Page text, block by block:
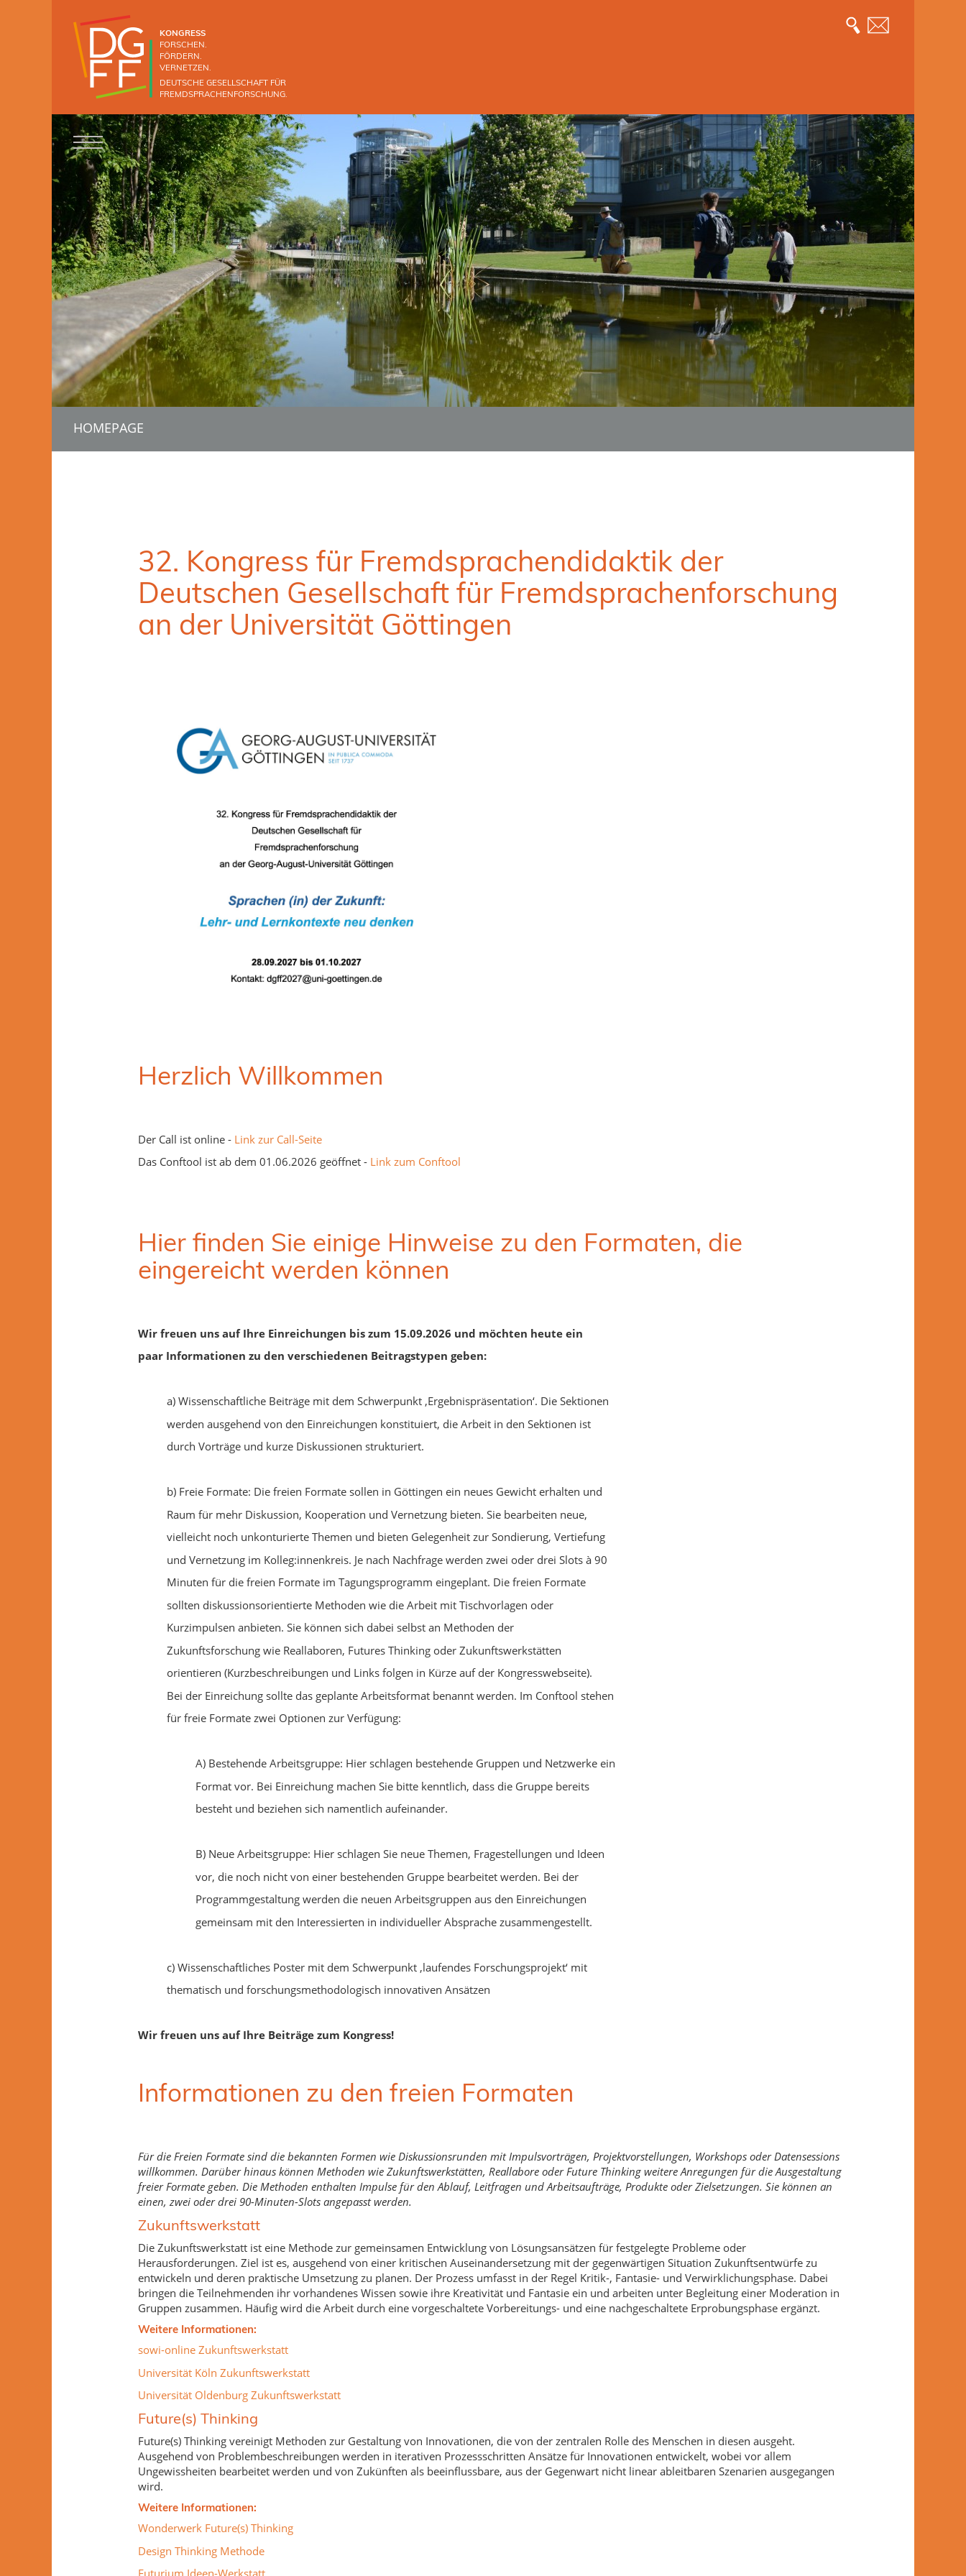
KONGRESS
FORSCHEN.
FÖRDERN.
VERNETZEN.
DEUTSCHE GESELLSCHAFT FÜR
FREMDSPRACHENFORSCHUNG.
HOMEPAGE
32. Kongress für Fremdsprachendidaktik der
Deutschen Gesellschaft für Fremdsprachenforschung
an der Universität Göttingen
Herzlich Willkommen
Der Call ist online - Link zur Call-Seite
Das Conftool ist ab dem 01.06.2026 geöffnet - Link zum Conftool
Hier finden Sie einige Hinweise zu den Formaten, die
eingereicht werden können
Wir freuen uns auf Ihre Einreichungen bis zum 15.09.2026 und möchten heute ein
paar Informationen zu den verschiedenen Beitragstypen geben:
a) Wissenschaftliche Beiträge mit dem Schwerpunkt ‚Ergebnispräsentation‘. Die Sektionen
werden ausgehend von den Einreichungen konstituiert, die Arbeit in den Sektionen ist
durch Vorträge und kurze Diskussionen strukturiert.
b) Freie Formate: Die freien Formate sollen in Göttingen ein neues Gewicht erhalten und
Raum für mehr Diskussion, Kooperation und Vernetzung bieten. Sie bearbeiten neue,
vielleicht noch unkonturierte Themen und bieten Gelegenheit zur Sondierung, Vertiefung
und Vernetzung im Kolleg:innenkreis. Je nach Nachfrage werden zwei oder drei Slots à 90
Minuten für die freien Formate im Tagungsprogramm eingeplant. Die freien Formate
sollten diskussionsorientierte Methoden wie die Arbeit mit Tischvorlagen oder
Kurzimpulsen anbieten. Sie können sich dabei selbst an Methoden der
Zukunftsforschung wie Reallaboren, Futures Thinking oder Zukunftswerkstätten
orientieren (Kurzbeschreibungen und Links folgen in Kürze auf der Kongresswebseite).
Bei der Einreichung sollte das geplante Arbeitsformat benannt werden. Im Conftool stehen
für freie Formate zwei Optionen zur Verfügung:
A) Bestehende Arbeitsgruppe: Hier schlagen bestehende Gruppen und Netzwerke ein
Format vor. Bei Einreichung machen Sie bitte kenntlich, dass die Gruppe bereits
besteht und beziehen sich namentlich aufeinander.
B) Neue Arbeitsgruppe: Hier schlagen Sie neue Themen, Fragestellungen und Ideen
vor, die noch nicht von einer bestehenden Gruppe bearbeitet werden. Bei der
Programmgestaltung werden die neuen Arbeitsgruppen aus den Einreichungen
gemeinsam mit den Interessierten in individueller Absprache zusammengestellt.
c) Wissenschaftliches Poster mit dem Schwerpunkt ‚laufendes Forschungsprojekt‘ mit
thematisch und forschungsmethodologisch innovativen Ansätzen
Wir freuen uns auf Ihre Beiträge zum Kongress!
Informationen zu den freien Formaten
Für die Freien Formate sind die bekannten Formen wie Diskussionsrunden mit Impulsvorträgen, Projektvorstellungen, Workshops oder Datensessions
willkommen. Darüber hinaus können Methoden wie Zukunftswerkstätten, Reallabore oder Future Thinking weitere Anregungen für die Ausgestaltung
freier Formate geben. Die Methoden enthalten Impulse für den Ablauf, Leitfragen und Arbeitsaufträge, Produkte oder Zielsetzungen. Sie können an
einen, zwei oder drei 90-Minuten-Slots angepasst werden.
Zukunftswerkstatt
Die Zukunftswerkstatt ist eine Methode zur gemeinsamen Entwicklung von Lösungsansätzen für festgelegte Probleme oder
Herausforderungen. Ziel ist es, ausgehend von einer kritischen Auseinandersetzung mit der gegenwärtigen Situation Zukunftsentwürfe zu
entwickeln und deren praktische Umsetzung zu planen. Der Prozess umfasst in der Regel Kritik-, Fantasie- und Verwirklichungsphase. Dabei
bringen die Teilnehmenden ihr vorhandenes Wissen sowie ihre Kreativität und Fantasie ein und arbeiten unter Begleitung einer Moderation in
Gruppen zusammen. Häufig wird die Arbeit durch eine vorgeschaltete Vorbereitungs- und eine nachgeschaltete Erprobungsphase ergänzt.
Weitere Informationen:
sowi-online Zukunftswerkstatt
Universität Köln Zukunftswerkstatt
Universität Oldenburg Zukunftswerkstatt
Future(s) Thinking
Future(s) Thinking vereinigt Methoden zur Gestaltung von Innovationen, die von der zentralen Rolle des Menschen in diesen ausgeht.
Ausgehend von Problembeschreibungen werden in iterativen Prozessschritten Ansätze für Innovationen entwickelt, wobei vor allem
Ungewissheiten bearbeitet werden und von Zukünften als beeinflussbare, aus der Gegenwart nicht linear ableitbaren Szenarien ausgegangen
wird.
Weitere Informationen:
Wonderwerk Future(s) Thinking
Design Thinking Methode